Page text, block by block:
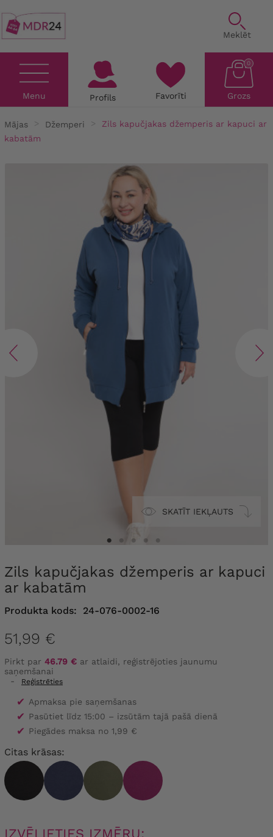
Meklēt
Menu Profils Favorīti Grozs
0
Mājas Džemperi
Zils kapučjakas džemperis ar kapuci ar
kabatām
SKATĪT IEKĻAUTS
Zils kapučjakas džemperis ar kapuci
ar kabatām
Produkta kods: 24-076-0002-16
51,99 €
Pirkt par 46.79 € ar atlaidi, reģistrējoties jaunumu
saņemšanai
-
Reģistrēties
✔ Apmaksa pie saņemšanas
✔ Pasūtiet līdz 15:00 – izsūtām tajā pašā dienā
✔ Piegādes maksa no 1,99 €
Citas krāsas:
IZVĒLIETIES IZMĒRU: